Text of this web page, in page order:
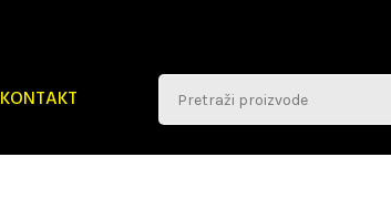
KONTAKT